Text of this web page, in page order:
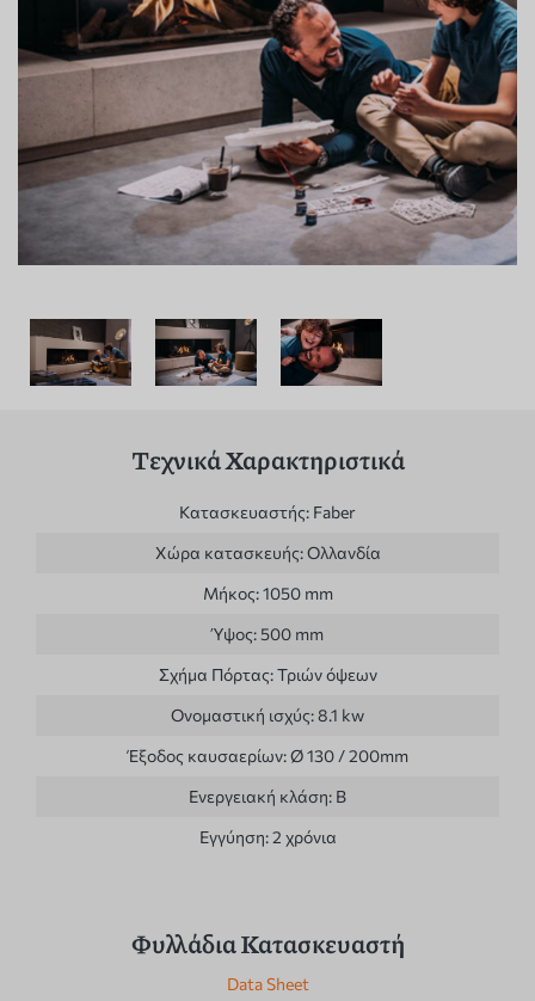
Τεχνικά Χαρακτηριστικά
Κατασκευαστής: Faber
Χώρα κατασκευής:Ολλανδία
Μήκος:1050 mm
Ύψος:500 mm
Σχήμα Πόρτας:Τριών όψεων
Ονομαστική ισχύς:8.1 kw
Έξοδος καυσαερίων:Ø 130 / 200mm
Ενεργειακή κλάση: B
Εγγύηση:2 χρόνια
Φυλλάδια Κατασκευαστή
Data Sheet